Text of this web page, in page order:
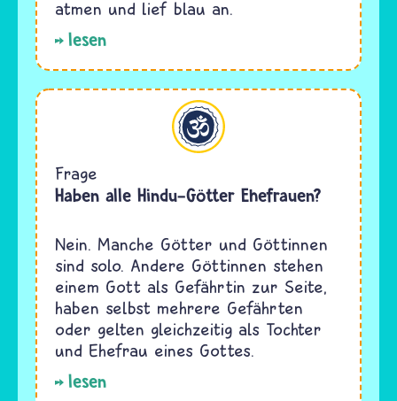
atmen und lief blau an.
lesen
Hinduismus
Frage
Haben alle Hindu-Götter Ehefrauen?
Nein. Manche Götter und Göttinnen
sind solo. Andere Göttinnen stehen
einem Gott als Gefährtin zur Seite,
haben selbst mehrere Gefährten
oder gelten gleichzeitig als Tochter
und Ehefrau eines Gottes.
lesen